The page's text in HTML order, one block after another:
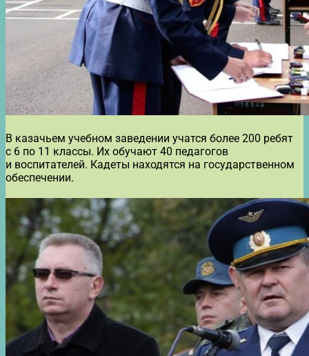
В казачьем учебном заведении учатся более 200 ребят
с 6 по 11 классы. Их обучают 40 педагогов
и воспитателей. Кадеты находятся на государственном
обеспечении.